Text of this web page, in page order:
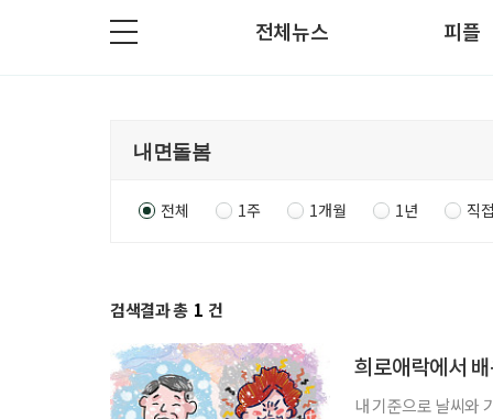
전체뉴스 피플
전체 1주 1개월 1년 직
검색결과 총 1 건
희로애락에서
내 기준으로 날씨와